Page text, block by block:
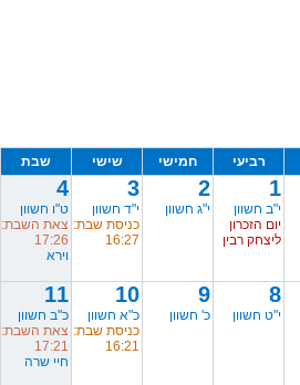
רביעי חמישי שישי שבת
1
י"ב חשוון
יום הזכרון
ליצחק רבין
2
י"ג חשוון
3
י"ד חשוון
כניסת שבת:
16:27
4
ט"ו חשוון
צאת השבת:
17:26
וירא
8
י"ט חשוון
9
כ' חשוון
10
כ"א חשוון
כניסת שבת:
16:21
11
כ"ב חשוון
צאת השבת:
17:21
חיי שרה